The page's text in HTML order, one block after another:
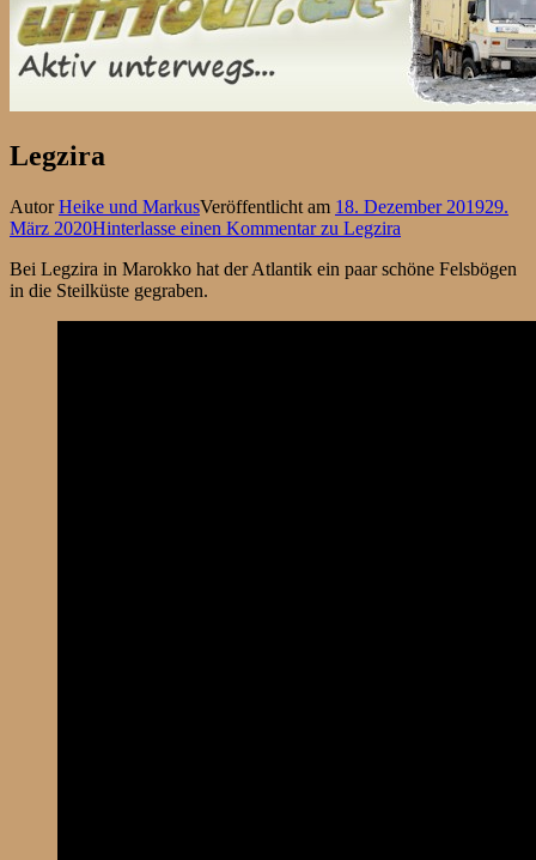
Legzira
AutorHeike und MarkusVeröffentlicht am 18. Dezember 201929.
März 2020Hinterlasse einen Kommentarzu Legzira
Bei Legzira in Marokko hat der Atlantik ein paar schöne Felsbögen
in die Steilküste gegraben.